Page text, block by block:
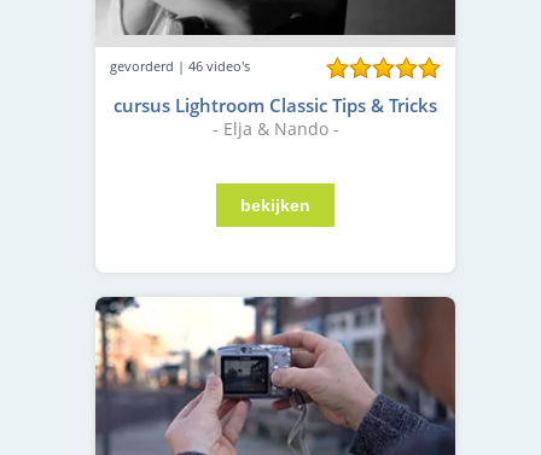
gevorderd | 46 video's
cursus Lightroom Classic Tips & Tricks
- Elja & Nando -